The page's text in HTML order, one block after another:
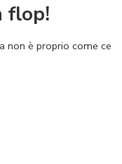
flop!
non è proprio come ce